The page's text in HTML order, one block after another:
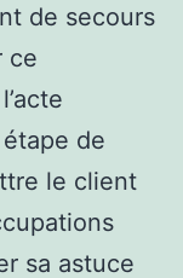
de secours
ce
étape de
le client
sa astuce